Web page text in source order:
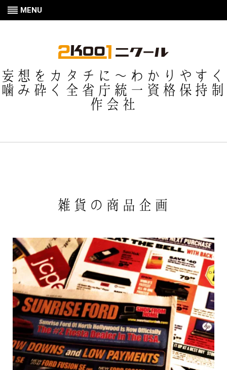
MENU
妄想をカタチに〜わかりやすく
噛み砕く全省庁統一資格保持制
作会社
雑貨の商品企画